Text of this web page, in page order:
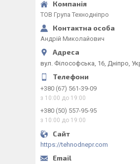
ТОВ Група Технодніпро
Андрій Миколайович
вул. Філософська, 16, Дніпро,
+380 (67) 561-39-09
з 10:00 до 19:00
+380 (50) 557-95-95
з 10:00 до 19:00
https://tehnodnepr.com